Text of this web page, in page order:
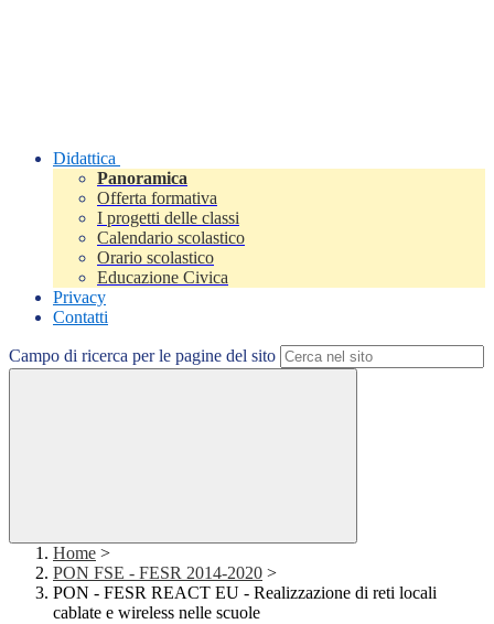
Didattica
Panoramica
Offerta formativa
I progetti delle classi
Calendario scolastico
Orario scolastico
Educazione Civica
Privacy
Contatti
Campo di ricerca per le pagine del sito
Home >
PON FSE - FESR 2014-2020 >
PON - FESR REACT EU - Realizzazione di reti locali
cablate e wireless nelle scuole